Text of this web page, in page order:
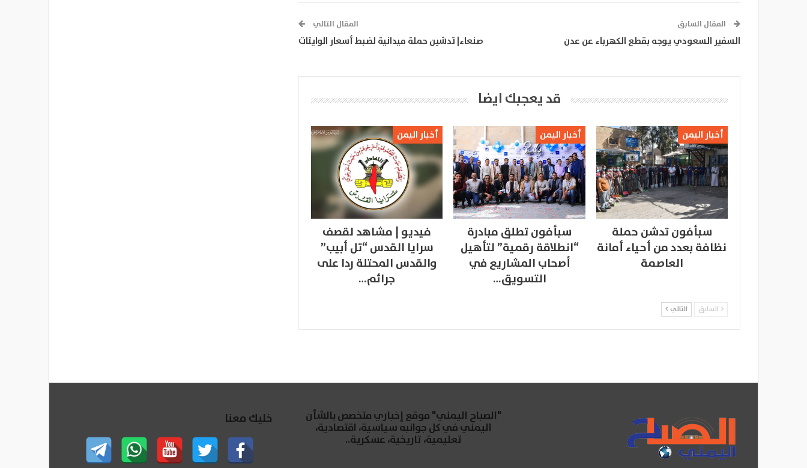
المقال السابق
السفير السعودي يوجه بقطع الكهرباء عن عدن
المقال التالي
صنعاء| تدشين حملة ميدانية لضبط أسعار الوايتات
قد يعجبك ايضا
أخبار اليمن
سبأفون تدشن حملة
نظافة بعدد من أحياء أمانة
العاصمة
أخبار اليمن
سبأفون تطلق مبادرة
“انطلاقة رقمية” لتأهيل
أصحاب المشاريع في
التسويق…
أخبار اليمن
فيديو | مشاهد لقصف
سرايا القدس “تل أبيب”
والقدس المحتلة ردا على
جرائم…
السابق التالي
"الصباح اليمني" موقع إخباري متخصص بالشأن
اليمني في كل جوانبه سياسية، اقتصادية،
تعليمية، تاريخية، عسكرية..
خليك معنا